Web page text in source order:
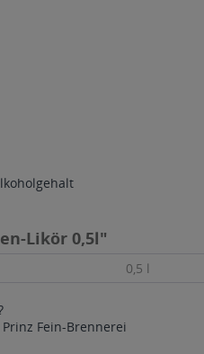
Likör 0,5l"
0,5 l
Fein-Brennerei